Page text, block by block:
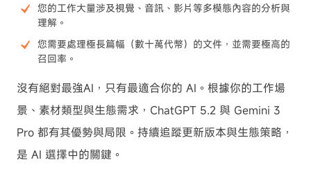
您的工作大量涉及視覺、音訊、影片等多模態內容的分析與
理解。
您需要處理極長篇幅（數十萬代幣）的文件，並需要極高的
召回率。
沒有絕對最強AI，只有最適合你的 AI。根據你的工作場
景、素材類型與生態需求，ChatGPT 5.2 與 Gemini 3
Pro 都有其優勢與局限。持續追蹤更新版本與生態策略，
是 AI 選擇中的關鍵。